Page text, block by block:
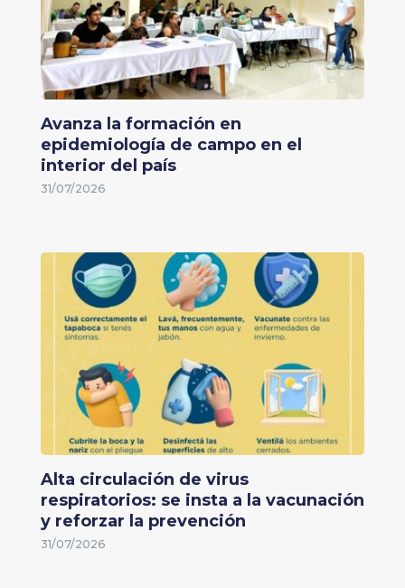
Avanza la formación en
epidemiología de campo en el
interior del país
31/07/2026
Alta circulación de virus
respiratorios: se insta a la vacunación
y reforzar la prevención
31/07/2026